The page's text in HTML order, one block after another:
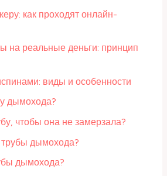
как проходят онлайн-
на реальные деньги: принцип
виды и особенности
дымохода?
чтобы она не замерзала?
дымохода?
дымохода?